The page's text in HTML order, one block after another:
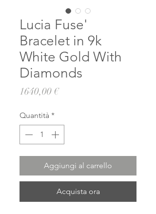
Lucia Fuse'
Bracelet in 9k
White Gold With
Diamonds
1640,00 €Prezzo
Quantità *
Aggiungi al carrello
Acquista ora